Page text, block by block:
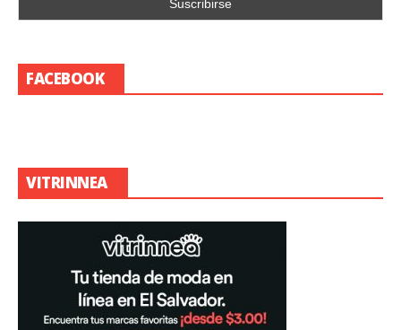
FACEBOOK
VITRINNEA